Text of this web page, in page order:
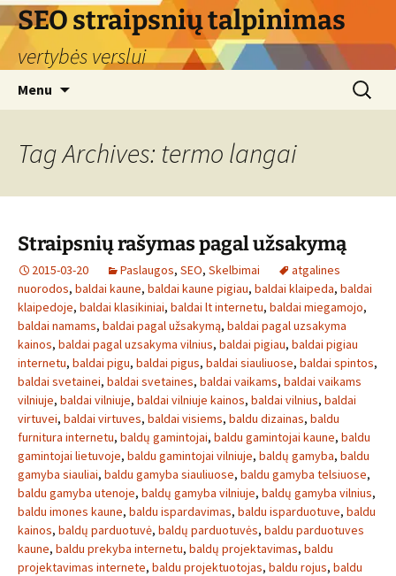
Skip
to
content
SEO straipsnių talpinimas
vertybės verslui
Menu
Search
for:
Tag Archives: termo langai
Straipsnių rašymas pagal užsakymą
2015-03-20 Paslaugos, SEO, Skelbimai
atgalines
nuorodos, baldai kaune, baldai kaune pigiau, baldai klaipeda, baldai
klaipedoje, baldai klasikiniai, baldai lt internetu, baldai miegamojo,
baldai namams, baldai pagal užsakymą, baldai pagal uzsakyma
kainos, baldai pagal uzsakyma vilnius, baldai pigiau, baldai pigiau
internetu, baldai pigu, baldai pigus, baldai siauliuose, baldai spintos,
baldai svetainei, baldai svetaines, baldai vaikams, baldai vaikams
vilniuje, baldai vilniuje, baldai vilniuje kainos, baldai vilnius, baldai
virtuvei, baldai virtuves, baldai visiems, baldu dizainas, baldu
furnitura internetu, baldų gamintojai, baldu gamintojai kaune, baldu
gamintojai lietuvoje, baldu gamintojai vilniuje, baldų gamyba, baldu
gamyba siauliai, baldu gamyba siauliuose, baldu gamyba telsiuose,
baldu gamyba utenoje, baldų gamyba vilniuje, baldų gamyba vilnius,
baldu imones kaune, baldu ispardavimas, baldu isparduotuve, baldu
kainos, baldų parduotuvė, baldų parduotuvės, baldu parduotuves
kaune, baldu prekyba internetu, baldų projektavimas, baldu
projektavimas internete, baldu projektuotojas, baldu rojus, baldu